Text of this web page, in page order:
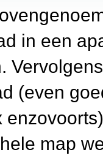
in een
(even
map